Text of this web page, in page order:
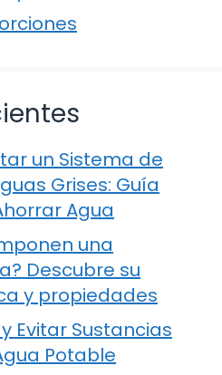
un Sistema de
Grises: Guía
Agua
una
Descubre su
y propiedades
Evitar Sustancias
Potable